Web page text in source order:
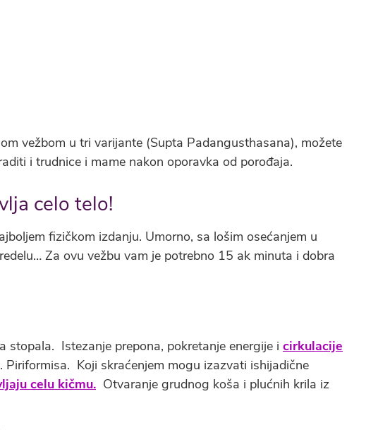
vežbom u tri varijante (Supta Padangusthasana), možete
i trudnice i mame nakon oporavka od porođaja.
celo telo!
fizičkom izdanju. Umorno, sa lošim osećanjem u
Za ovu vežbu vam je potrebno 15 ak minuta i dobra
stopala. Istezanje prepona, pokretanje energije i cirkulacije
Piriformisa. Koji skraćenjem mogu izazvati ishijadične
celu kičmu. Otvaranje grudnog koša i plućnih krila iz